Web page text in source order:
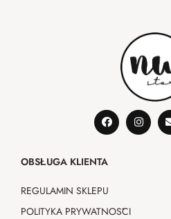
OBSŁUGA KLIENTA
REGULAMIN SKLEPU
POLITYKA PRYWATNOŚCI